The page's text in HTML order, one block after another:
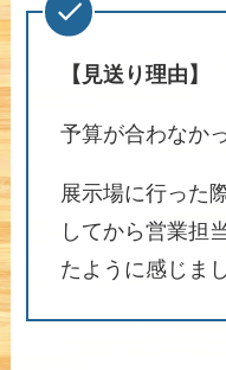
【見送り理由】
予算が合わなか
展示場に行った
してから営業担
たように感じま